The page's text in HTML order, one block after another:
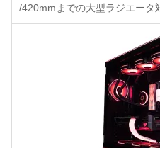
/420mmまでの大型ラジエータ